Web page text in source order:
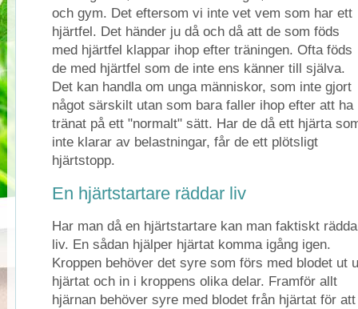
och gym. Det eftersom vi inte vet vem som har ett
hjärtfel. Det händer ju då och då att de som föds
med hjärtfel klappar ihop efter träningen. Ofta föds
de med hjärtfel som de inte ens känner till själva.
Det kan handla om unga människor, som inte gjort
något särskilt utan som bara faller ihop efter att ha
tränat på ett "normalt" sätt. Har de då ett hjärta
inte klarar av belastningar, får de ett plötsligt
hjärtstopp.
En hjärtstartare räddar liv
Har man då en hjärtstartare kan man faktiskt rädda
liv. En sådan hjälper hjärtat komma igång igen.
Kroppen behöver det syre som förs med blodet ut
hjärtat och in i kroppens olika delar. Framför allt
hjärnan behöver syre med blodet från hjärtat för att